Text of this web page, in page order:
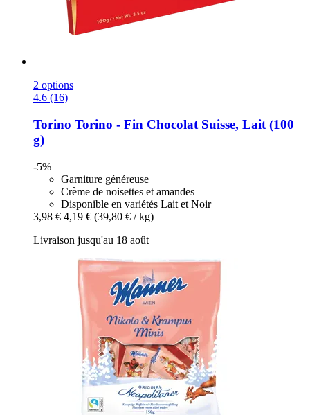
2 options
4.6 (16)
Torino Torino -​ Fin Chocolat Suisse, Lait (100
g)
-5%
Garniture généreuse
Crème de noisettes et amandes
Disponible en variétés Lait et Noir
3,98 € 4,19 € (39,80 € / kg)
Livraison jusqu'au 18 août